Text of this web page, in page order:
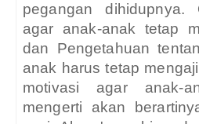
pegangan
agar anak-anak tetap
dan Pengetahuan
anak harus tetap
motivasi agar anak-
mengerti akan